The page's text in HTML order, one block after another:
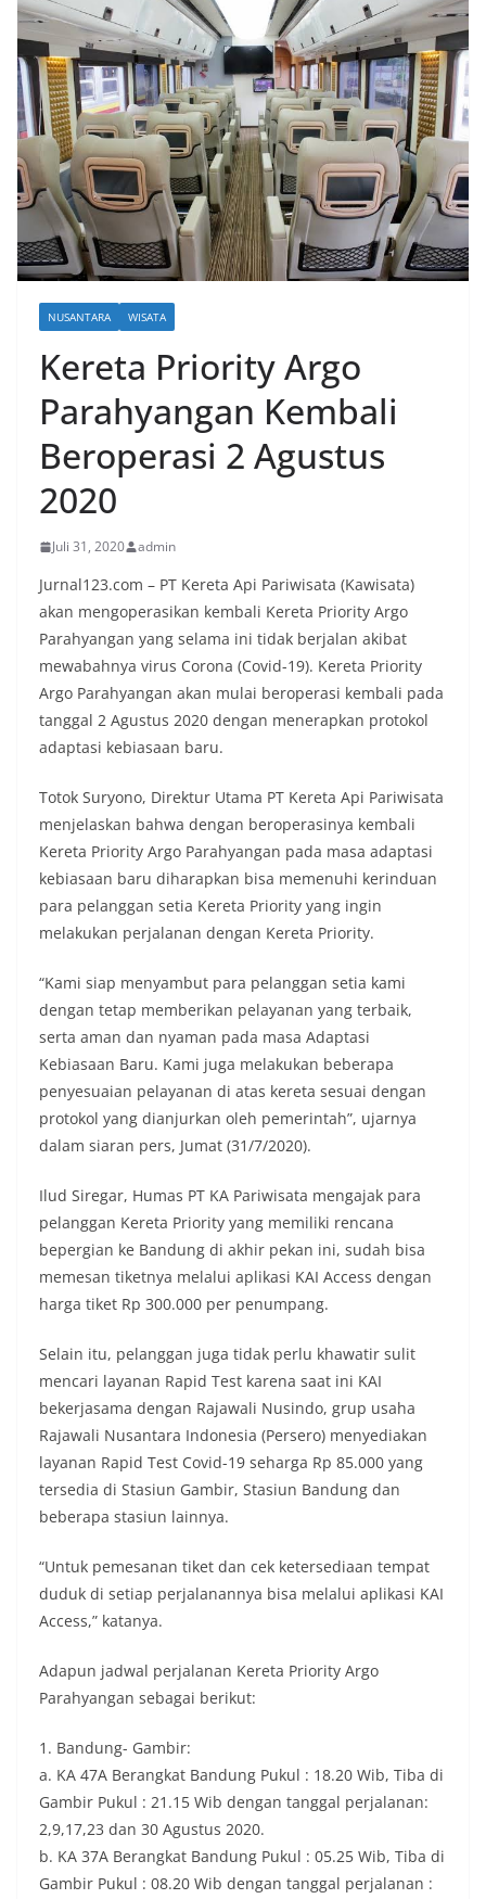
NUSANTARA WISATA
Kereta Priority Argo
Parahyangan Kembali
Beroperasi 2 Agustus
2020
Juli 31, 2020 admin
Jurnal123.com – PT Kereta Api Pariwisata (Kawisata)
akan mengoperasikan kembali Kereta Priority Argo
Parahyangan yang selama ini tidak berjalan akibat
mewabahnya virus Corona (Covid-19). Kereta Priority
Argo Parahyangan akan mulai beroperasi kembali pada
tanggal 2 Agustus 2020 dengan menerapkan protokol
adaptasi kebiasaan baru.
Totok Suryono, Direktur Utama PT Kereta Api Pariwisata
menjelaskan bahwa dengan beroperasinya kembali
Kereta Priority Argo Parahyangan pada masa adaptasi
kebiasaan baru diharapkan bisa memenuhi kerinduan
para pelanggan setia Kereta Priority yang ingin
melakukan perjalanan dengan Kereta Priority.
“Kami siap menyambut para pelanggan setia kami
dengan tetap memberikan pelayanan yang terbaik,
serta aman dan nyaman pada masa Adaptasi
Kebiasaan Baru. Kami juga melakukan beberapa
penyesuaian pelayanan di atas kereta sesuai dengan
protokol yang dianjurkan oleh pemerintah”, ujarnya
dalam siaran pers, Jumat (31/7/2020).
Ilud Siregar, Humas PT KA Pariwisata mengajak para
pelanggan Kereta Priority yang memiliki rencana
bepergian ke Bandung di akhir pekan ini, sudah bisa
memesan tiketnya melalui aplikasi KAI Access dengan
harga tiket Rp 300.000 per penumpang.
Selain itu, pelanggan juga tidak perlu khawatir sulit
mencari layanan Rapid Test karena saat ini KAI
bekerjasama dengan Rajawali Nusindo, grup usaha
Rajawali Nusantara Indonesia (Persero) menyediakan
layanan Rapid Test Covid-19 seharga Rp 85.000 yang
tersedia di Stasiun Gambir, Stasiun Bandung dan
beberapa stasiun lainnya.
“Untuk pemesanan tiket dan cek ketersediaan tempat
duduk di setiap perjalanannya bisa melalui aplikasi KAI
Access,” katanya.
Adapun jadwal perjalanan Kereta Priority Argo
Parahyangan sebagai berikut:
1. Bandung- Gambir:
a. KA 47A Berangkat Bandung Pukul : 18.20 Wib, Tiba di
Gambir Pukul : 21.15 Wib dengan tanggal perjalanan:
2,9,17,23 dan 30 Agustus 2020.
b. KA 37A Berangkat Bandung Pukul : 05.25 Wib, Tiba di
Gambir Pukul : 08.20 Wib dengan tanggal perjalanan :